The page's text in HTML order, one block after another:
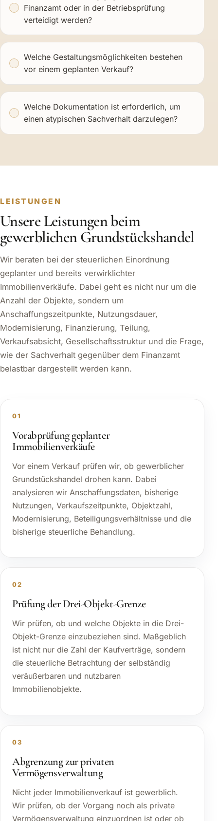
Finanzamt oder in der Betriebsprüfung
verteidigt werden?
Welche Gestaltungsmöglichkeiten bestehen
vor einem geplanten Verkauf?
Welche Dokumentation ist erforderlich, um
einen atypischen Sachverhalt darzulegen?
LEISTUNGEN
Unsere Leistungen beim
gewerblichen Grundstückshandel
Wir beraten bei der steuerlichen Einordnung
geplanter und bereits verwirklichter
Immobilienverkäufe. Dabei geht es nicht nur um die
Anzahl der Objekte, sondern um
Anschaffungszeitpunkte, Nutzungsdauer,
Modernisierung, Finanzierung, Teilung,
Verkaufsabsicht, Gesellschaftsstruktur und die Frage,
wie der Sachverhalt gegenüber dem Finanzamt
belastbar dargestellt werden kann.
01
Vorabprüfung geplanter
Immobilienverkäufe
Vor einem Verkauf prüfen wir, ob gewerblicher
Grundstückshandel drohen kann. Dabei
analysieren wir Anschaffungsdaten, bisherige
Nutzungen, Verkaufszeitpunkte, Objektzahl,
Modernisierung, Beteiligungsverhältnisse und die
bisherige steuerliche Behandlung.
02
Prüfung der Drei-Objekt-Grenze
Wir prüfen, ob und welche Objekte in die Drei-
Objekt-Grenze einzubeziehen sind. Maßgeblich
ist nicht nur die Zahl der Kaufverträge, sondern
die steuerliche Betrachtung der selbständig
veräußerbaren und nutzbaren
Immobilienobjekte.
03
Abgrenzung zur privaten
Vermögensverwaltung
Nicht jeder Immobilienverkauf ist gewerblich.
Wir prüfen, ob der Vorgang noch als private
Vermögensverwaltung einzuordnen ist oder ob